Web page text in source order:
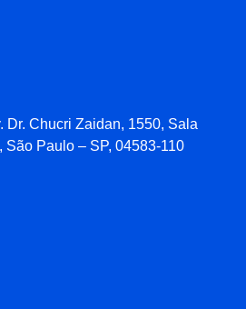
Dr. Chucri Zaidan, 1550, Sala
São Paulo – SP, 04583-110